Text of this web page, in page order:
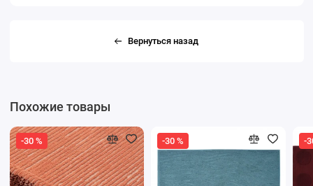
Вернуться назад
Похожие товары
-30 % -30 % -